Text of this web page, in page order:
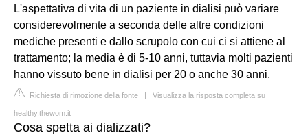
L'aspettativa di vita di un paziente in dialisi può variare
considerevolmente a seconda delle altre condizioni
mediche presenti e dallo scrupolo con cui ci si attiene al
trattamento; la media è di 5-10 anni, tuttavia molti pazienti
hanno vissuto bene in dialisi per 20 o anche 30 anni.
Richiesta di rimozione della fonte | Visualizza la risposta completa su
healthy.thewom.it
Cosa spetta ai dializzati?